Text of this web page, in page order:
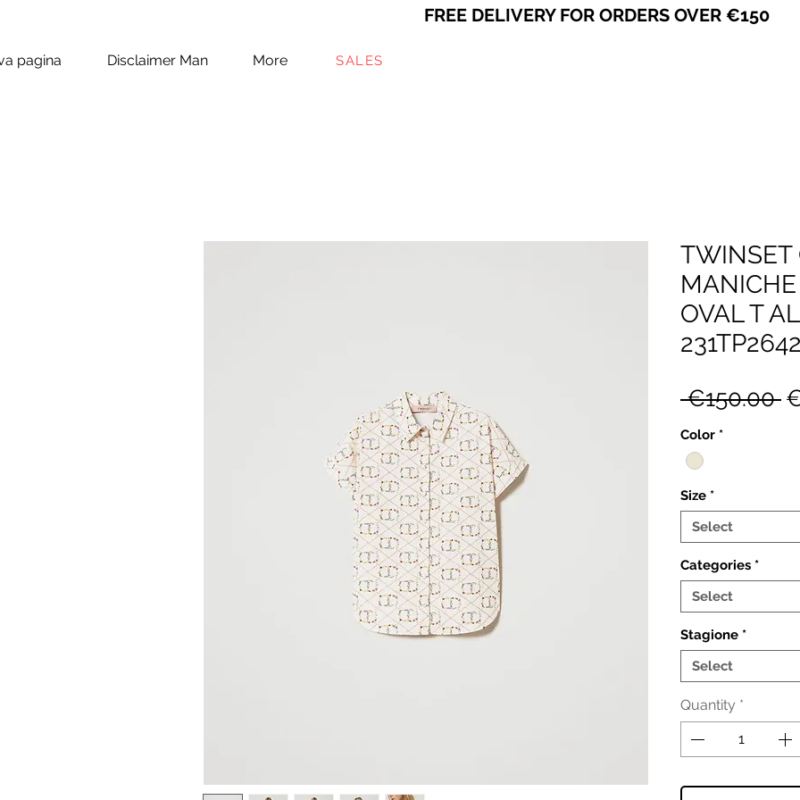
FREE DELIVERY FOR ORDERS OVER €150
pagina Disclaimer Man More SALES
TWINSET
OVAL T
231TP2642
€150.00
Color *
Size *
Select
Categories *
Select
Stagione *
Select
Quantity *